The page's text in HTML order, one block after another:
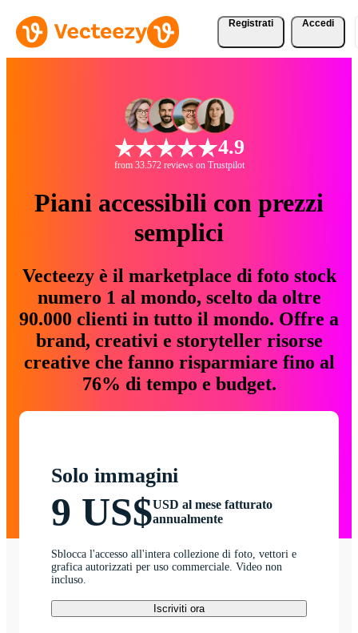
Registrati Accedi
4.9
from 33.572 reviews on Trustpilot
Piani accessibili con prezzi
semplici
Vecteezy è il marketplace di foto stock
numero 1 al mondo, scelto da oltre
90.000 clienti in tutto il mondo. Offre a
brand, creativi e storyteller risorse
creative che fanno risparmiare fino al
76% di tempo e budget.
Solo immagini
9 US$USD al mese fatturato
annualmente
Sblocca l'accesso all'intera collezione di foto, vettori e
grafica autorizzati per uso commerciale. Video non
incluso.
Iscriviti ora